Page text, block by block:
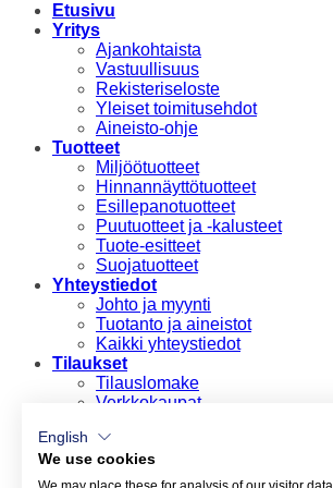
Etusivu
Yritys
Ajankohtaista
Vastuullisuus
Rekisteriseloste
Yleiset toimitusehdot
Aineisto-ohje
Tuotteet
Miljöötuotteet
Hinnannäyttötuotteet
Esillepanotuotteet
Puutuotteet ja -kalusteet
Tuote-esitteet
Suojatuotteet
Yhteystiedot
Johto ja myynti
Tuotanto ja aineistot
Kaikki yhteystiedot
Tilaukset
Tilauslomake
Verkkokaupat
English
We use cookies